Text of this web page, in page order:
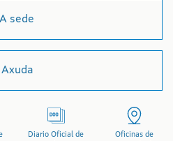
A sede
Axuda
Diario Oficial de
Oficinas de